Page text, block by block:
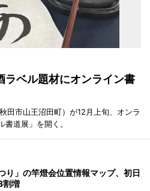
ベル題材にオンライン書
田市山王沼田町）が12月上旬、オンラ
道展」を開く。
り」の竿燈会位置情報マップ、初日
割増